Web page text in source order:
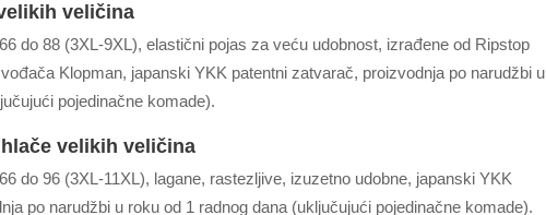
veličina
do 88 (3XL-9XL), elastični pojas za veću udobnost, izrađene od Ripstop
Klopman, japanski YKK patentni zatvarač, proizvodnja po narudžbi u
pojedinačne komade).
velikih veličina
do 96 (3XL-11XL), lagane, rastezljive, izuzetno udobne, japanski YKK
po narudžbi u roku od 1 radnog dana (uključujući pojedinačne komade).